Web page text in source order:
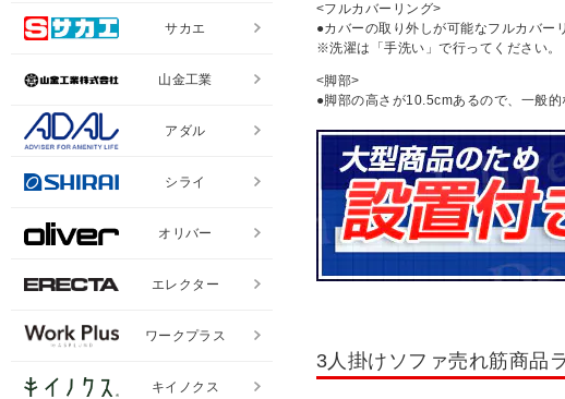
<フルカバーリング>
●カバーの取り外しが可能なフルカバー
※洗濯は「手洗い」で行ってください。
<脚部>
●脚部の高さが10.5cmあるので、一般的
3人掛けソファ売れ筋商品
サカエ
山金工業
アダル
シライ
オリバー
エレクター
ワークプラス
キイノクス